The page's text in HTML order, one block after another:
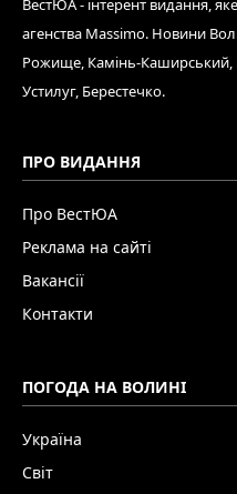
ВестЮА - інтерент видання,
агенства Massimo. Новини
Рожище, Камінь-
Устилуг, Берестечко.
ПРО ВИДАННЯ
Про ВестЮА
Реклама на сайті
Вакансії
Контакти
ПОГОДА НА ВОЛИНІ
Україна
Світ